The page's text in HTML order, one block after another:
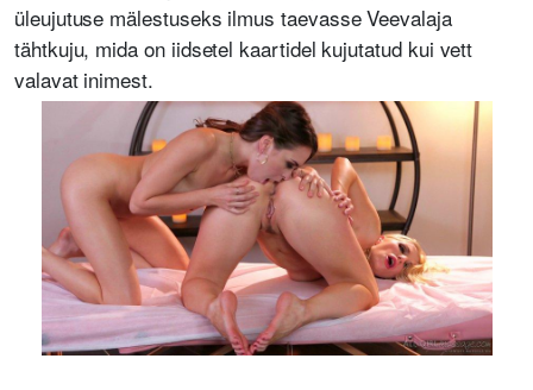
üleujutuse mälestuseks ilmus taevasse Veevalaja
tähtkuju, mida on iidsetel kaartidel kujutatud kui vett
valavat inimest.